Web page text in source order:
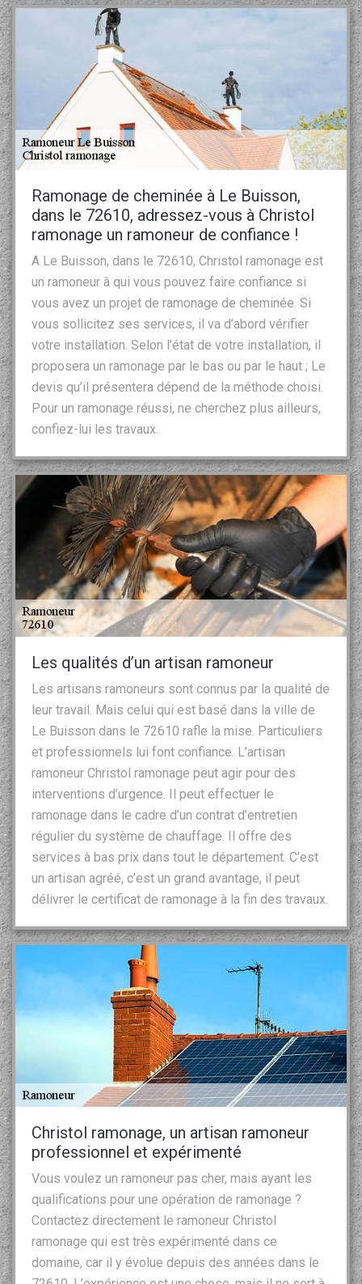
Ramonage de cheminée à Le Buisson,
dans le 72610, adressez-vous à Christol
ramonage un ramoneur de confiance !
A Le Buisson, dans le 72610, Christol ramonage est
un ramoneur à qui vous pouvez faire confiance si
vous avez un projet de ramonage de cheminée. Si
vous sollicitez ses services, il va d’abord vérifier
votre installation. Selon l’état de votre installation, il
proposera un ramonage par le bas ou par le haut ; Le
devis qu’il présentera dépend de la méthode choisi.
Pour un ramonage réussi, ne cherchez plus ailleurs,
confiez-lui les travaux.
Les qualités d’un artisan ramoneur
Les artisans ramoneurs sont connus par la qualité de
leur travail. Mais celui qui est basé dans la ville de
Le Buisson dans le 72610 rafle la mise. Particuliers
et professionnels lui font confiance. L’artisan
ramoneur Christol ramonage peut agir pour des
interventions d’urgence. Il peut effectuer le
ramonage dans le cadre d’un contrat d’entretien
régulier du système de chauffage. Il offre des
services à bas prix dans tout le département. C’est
un artisan agréé, c’est un grand avantage, il peut
délivrer le certificat de ramonage à la fin des travaux.
Christol ramonage, un artisan ramoneur
professionnel et expérimenté
Vous voulez un ramoneur pas cher, mais ayant les
qualifications pour une opération de ramonage ?
Contactez directement le ramoneur Christol
ramonage qui est très expérimenté dans ce
domaine, car il y évolue depuis des années dans le